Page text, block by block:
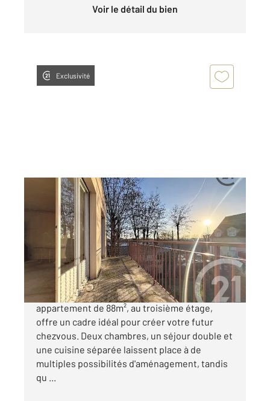
Voir le détail du bien
Exclusivité
BRIE COMTE ROBERT 77
2, 4 pièces
Ref : 24677
Appartement F4 à vendre
179 990 €
Situé au cœur de BrieComteRobert, cet
appartement de 88m², au troisième étage,
offre un cadre idéal pour créer votre futur
chezvous. Deux chambres, un séjour double et
une cuisine séparée laissent place à de
multiples possibilités d'aménagement, tandis
qu ...